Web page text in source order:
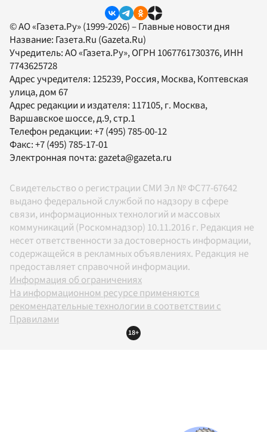
© АО «Газета.Ру» (1999-2026) – Главные новости дня
Название: Газета.Ru (Gazeta.Ru)
Учредитель:АО «Газета.Ру», ОГРН 1067761730376, ИНН
7743625728
Адрес учредителя: 125239, Россия, Москва, Коптевская
улица, дом 67
Адрес редакции и издателя: 117105, г. Москва,
Варшавское шоссе, д.9, стр.1
Телефон редакции:+7 (495) 785-00-12
Факс:+7 (495) 785-17-01
Электронная почта: gazeta@gazeta.ru
Свидетельство о регистрации СМИ Эл № ФС77-67642
выдано федеральной службой по надзору в сфере
связи, информационных технологий и массовых
коммуникаций (Роскомнадзор) 10.11.2016 г. Редакция не
несет ответственности за достоверность информации,
содержащейся в рекламных объявлениях. Редакция не
предоставляет справочной информации.
Информация об ограничениях
На информационном ресурсе применяются
рекомендательные технологии в соответствии с
Правилами
18+